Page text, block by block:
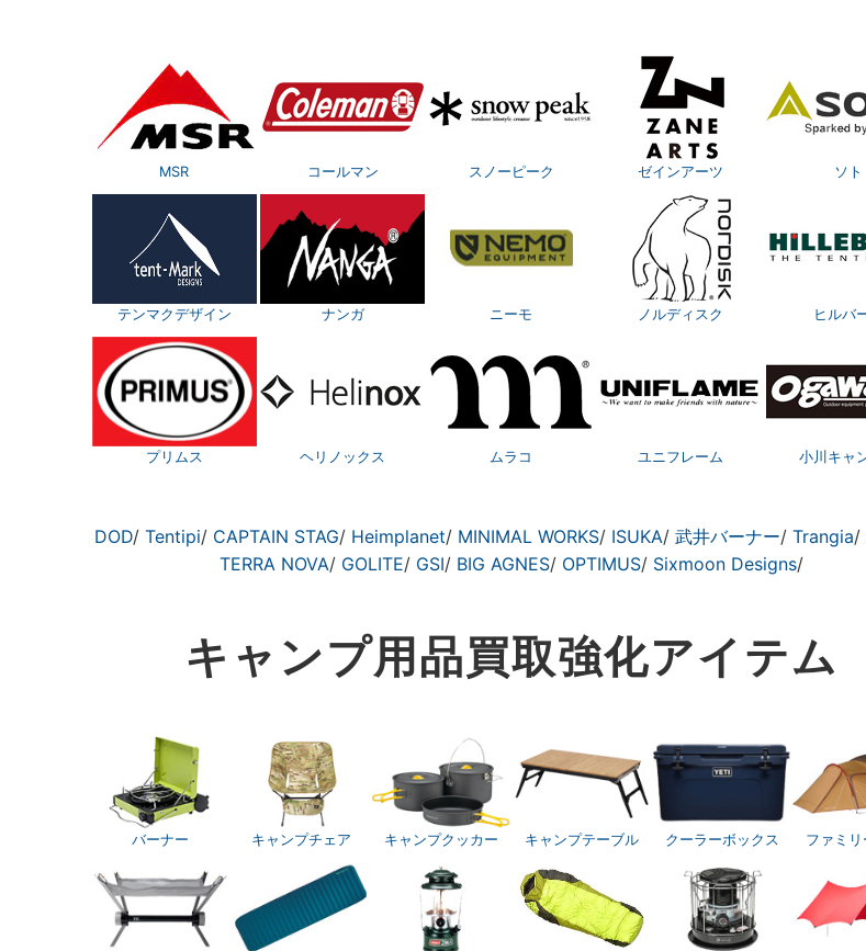
MSR コールマン スノーピーク ゼインアーツ ソト
テンマクデザイン ナンガ ニーモ ノルディスク ヒルバ
プリムス ヘリノックス ムラコ ユニフレーム 小川キャ
DOD/ Tentipi/ CAPTAIN STAG/ Heimplanet/ MINIMAL WORKS/ ISUKA/ 武井バーナー/ Trangia/
TERRA NOVA/ GOLITE/ GSI/ BIG AGNES/ OPTIMUS/ Sixmoon Designs/
キャンプ用品買取強化アイテム
バーナー キャンプチェア キャンプクッカー キャンプテーブル クーラーボックス ファミリ